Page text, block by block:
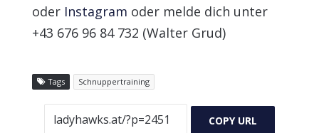
oder Instagram oder melde dich unter
+43 676 96 84 732 (Walter Grud)
Tags Schnuppertraining
COPY URL